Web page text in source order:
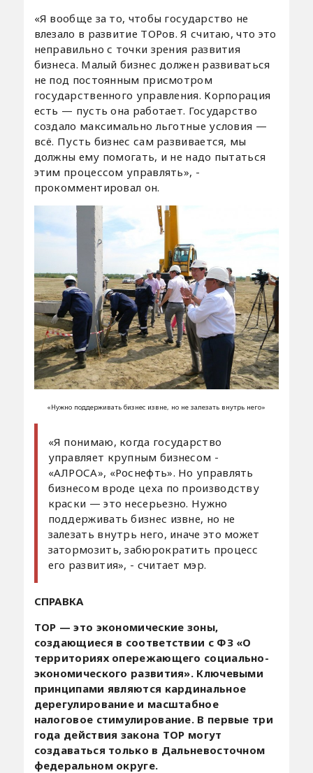
«Я вообще за то, чтобы государство не
влезало в развитие ТОРов. Я считаю, что это
неправильно с точки зрения развития
бизнеса. Малый бизнес должен развиваться
не под постоянным присмотром
государственного управления. Корпорация
есть — пусть она работает. Государство
создало максимально льготные условия —
всё. Пусть бизнес сам развивается, мы
должны ему помогать, и не надо пытаться
этим процессом управлять», -
прокомментировал он.
«Нужно поддерживать бизнес извне, но не залезать внутрь него»
«Я понимаю, когда государство
управляет крупным бизнесом -
«АЛРОСА», «Роснефть». Но управлять
бизнесом вроде цеха по производству
краски — это несерьезно. Нужно
поддерживать бизнес извне, но не
залезать внутрь него, иначе это может
затормозить, забюрократить процесс
его развития», - считает мэр.
СПРАВКА
ТОР — это экономические зоны,
создающиеся в соответствии с ФЗ «О
территориях опережающего социально-
экономического развития». Ключевыми
принципами являются кардинальное
дерегулирование и масштабное
налоговое стимулирование. В первые три
года действия закона ТОР могут
создаваться только в Дальневосточном
федеральном округе.